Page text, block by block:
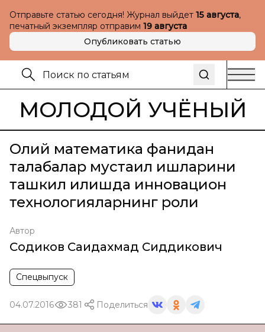
Отправьте статью сегодня! Журнал выйдет 15 августа,
печатный экземпляр отправим 19 августа
Опубликовать статью
МОЛОДОЙ УЧЁНЫЙ
Олий математика фанидан
талабалар мустақил ишларини
ташкил қилишда инновацион
технологияларнинг роли
Автор
Содиков Саидахмад Сиддикович
Спецвыпуск
04.07.2016 381 Поделиться